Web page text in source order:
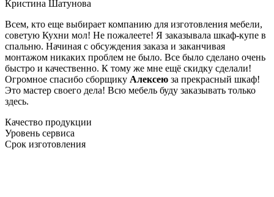
Кристина Шатунова
Всем, кто еще выбирает компанию для изготовления мебели,
советую Кухни мол! Не пожалеете! Я заказывала шкаф-купе в
спальню. Начиная с обсуждения заказа и заканчивая
монтажом никаких проблем не было. Все было сделано очень
быстро и качественно. К тому же мне ещё скидку сделали!
Огромное спасибо сборщику Алексею за прекрасный шкаф!
Это мастер своего дела! Всю мебель буду заказывать только
здесь.
Качество продукции
Уровень сервиса
Срок изготовления